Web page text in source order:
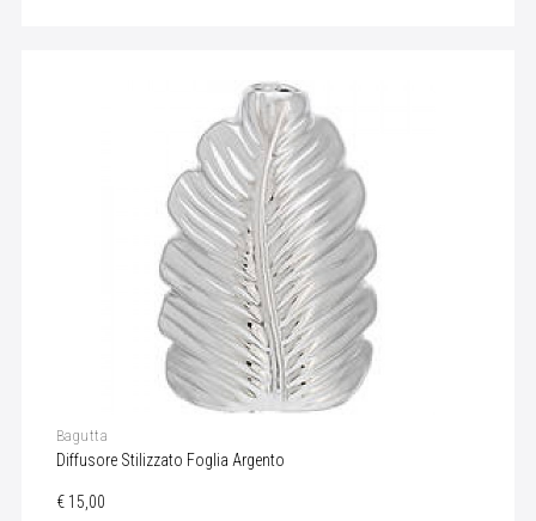
Bagutta
Diffusore Stilizzato Foglia Argento
€ 15,00